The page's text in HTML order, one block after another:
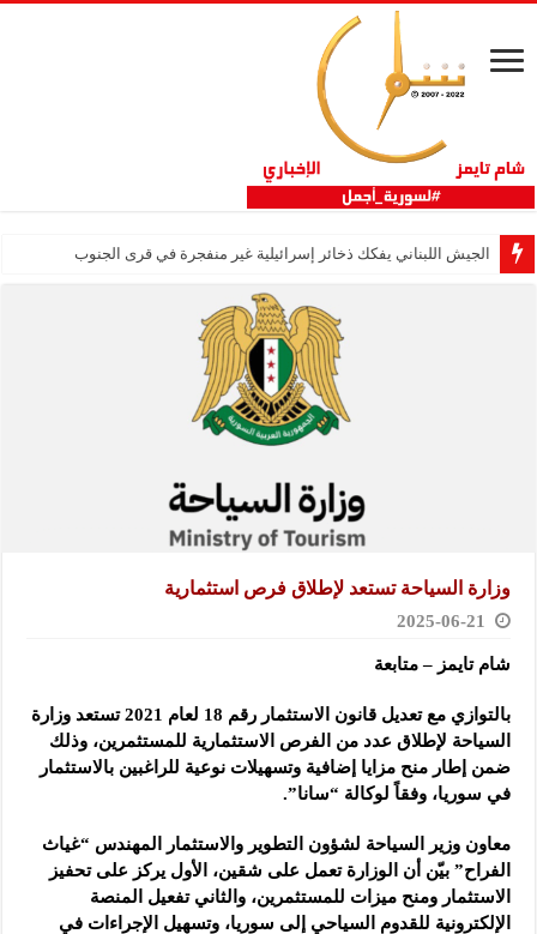
الجيش اللبناني يفكك ذخائر إسرائيلية غير منفجرة في قرى الجنوب
وزارة السياحة تستعد لإطلاق فرص استثمارية
2025-06-21
شام تايمز – متابعة
بالتوازي مع تعديل قانون الاستثمار رقم 18 لعام 2021 تستعد وزارة
السياحة لإطلاق عدد من الفرص الاستثمارية للمستثمرين، وذلك
ضمن إطار منح مزايا إضافية وتسهيلات نوعية للراغبين بالاستثمار
في سوريا، وفقاً لوكالة “سانا”.
معاون وزير السياحة لشؤون التطوير والاستثمار المهندس “غياث
الفراح” بيّن أن الوزارة تعمل على شقين، الأول يركز على تحفيز
الاستثمار ومنح ميزات للمستثمرين، والثاني تفعيل المنصة
الإلكترونية للقدوم السياحي إلى سوريا، وتسهيل الإجراءات في